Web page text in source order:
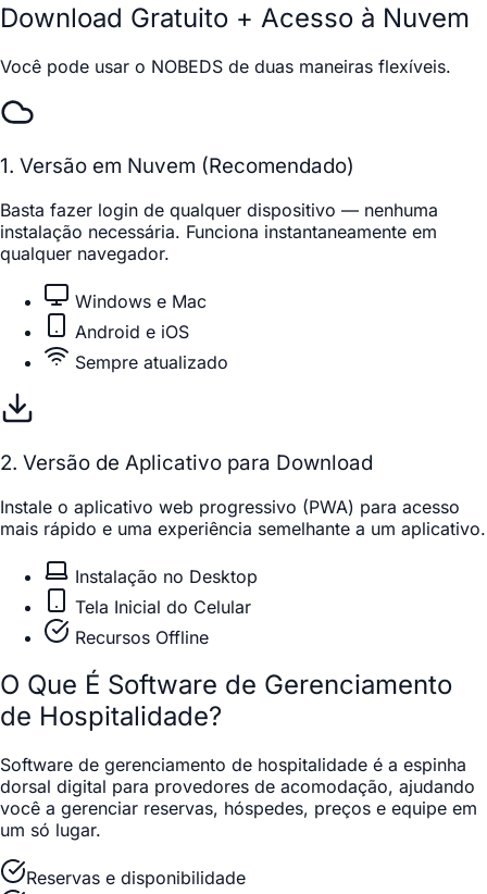
Download Gratuito + Acesso à Nuvem
Você pode usar o NOBEDS de duas maneiras flexíveis.
1. Versão em Nuvem (Recomendado)
Basta fazer login de qualquer dispositivo — nenhuma
instalação necessária. Funciona instantaneamente em
qualquer navegador.
Windows e Mac
Android e iOS
Sempre atualizado
2. Versão de Aplicativo para Download
Instale o aplicativo web progressivo (PWA) para acesso
mais rápido e uma experiência semelhante a um aplicativo.
Instalação no Desktop
Tela Inicial do Celular
Recursos Offline
O Que É Software de Gerenciamento
de Hospitalidade?
Software de gerenciamento de hospitalidade é a espinha
dorsal digital para provedores de acomodação, ajudando
você a gerenciar reservas, hóspedes, preços e equipe em
um só lugar.
Reservas e disponibilidade